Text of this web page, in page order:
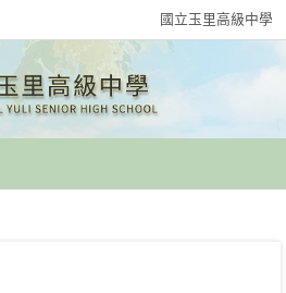
國立玉里高級中學